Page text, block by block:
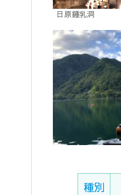
日原鍾乳洞
種別